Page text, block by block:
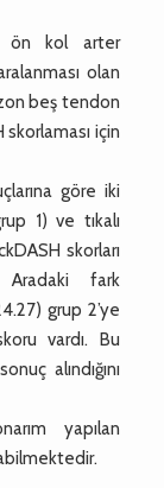
ön kol arter
olan
beş tendon
için
göre iki
1) ve tıkalı
skorları
Aradaki fark
grup 2’ye
vardı. Bu
alındığını
yapılan